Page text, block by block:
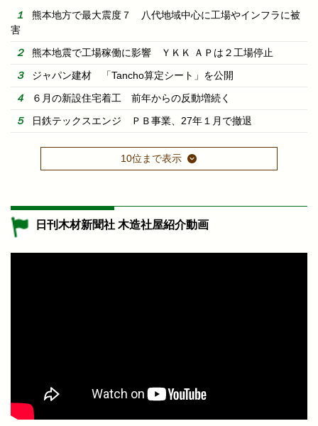
熊本地方で最大震度７ 八代地域中心に工場やインフラに被
害
熊本地震で工場稼働に影響 ＹＫＫ ＡＰは２工場停止
ジャパン建材 「Tancho算定シート」を公開
６月の新設住宅着工 前年からの反動増続く
日鉄テックスエンジ ＰＢ事業、27年１月で撤退
10位まで表示
日刊木材新聞社 木造社屋紹介動画